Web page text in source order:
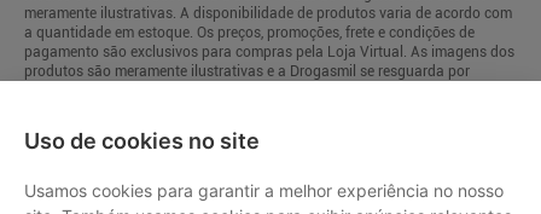
Uso de cookies no site
Usamos cookies para garantir a melhor experiência no nosso
meramente ilustrativas. A disponibilidade de produtos varia de acordo com
a quantidade em estoque. Os preços, promoções, frete e condições de
pagamento são exclusivos para compras pela Loja Virtual. As imagens dos
produtos são meramente ilustrativas e a Drogasmil se resguarda por